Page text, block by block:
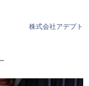
株式会社アデプト